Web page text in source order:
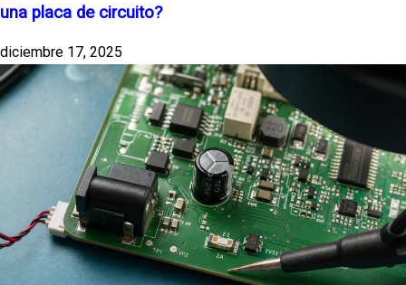
una placa de circuito?
diciembre 17, 2025